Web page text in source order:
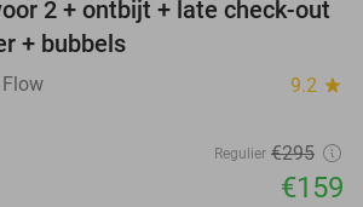
46%
2 + ontbijt + late check-out
+ bubbels
9.2 star
Regulier €295
€159